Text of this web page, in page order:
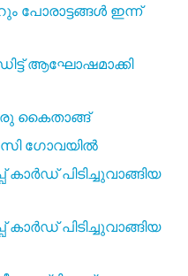
പോരാട്ടങ്ങൾ ഇന്ന്
ആഘോഷമാക്കി
കൈതാങ്ങ്
ഗോവയിൽ
പിടിച്ചുവാങ്ങിയ
പിടിച്ചുവാങ്ങിയ